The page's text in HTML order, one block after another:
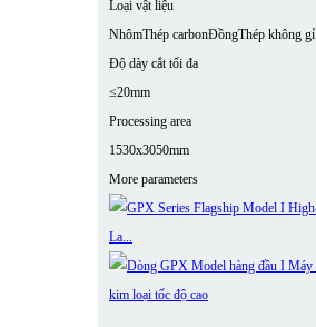
Loại vật liệu
NhômThép carbonĐồngThép không gỉ
Độ dày cắt tối đa
≤20mm
Processing area
1530x3050mm
More parameters